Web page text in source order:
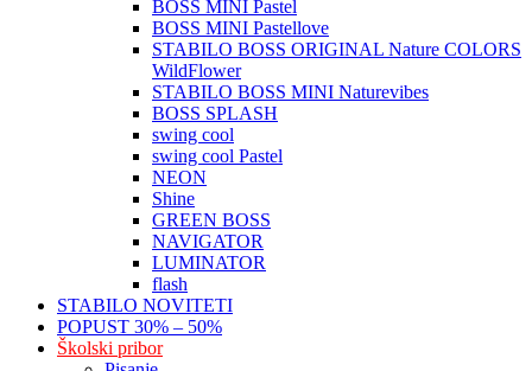
BOSS MINI Pastel
BOSS MINI Pastellove
STABILO BOSS ORIGINAL Nature COLORS
WildFlower
STABILO BOSS MINI Naturevibes
BOSS SPLASH
swing cool
swing cool Pastel
NEON
Shine
GREEN BOSS
NAVIGATOR
LUMINATOR
flash
STABILO NOVITETI
POPUST 30% – 50%
Školski pribor